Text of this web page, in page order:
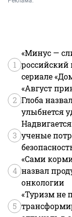
1
«Минус —
российский
сериале
2
«Август
Глоба
улыбнется
3 ученые
4
«Сами
назвал
онкологии
5
«Туризм не